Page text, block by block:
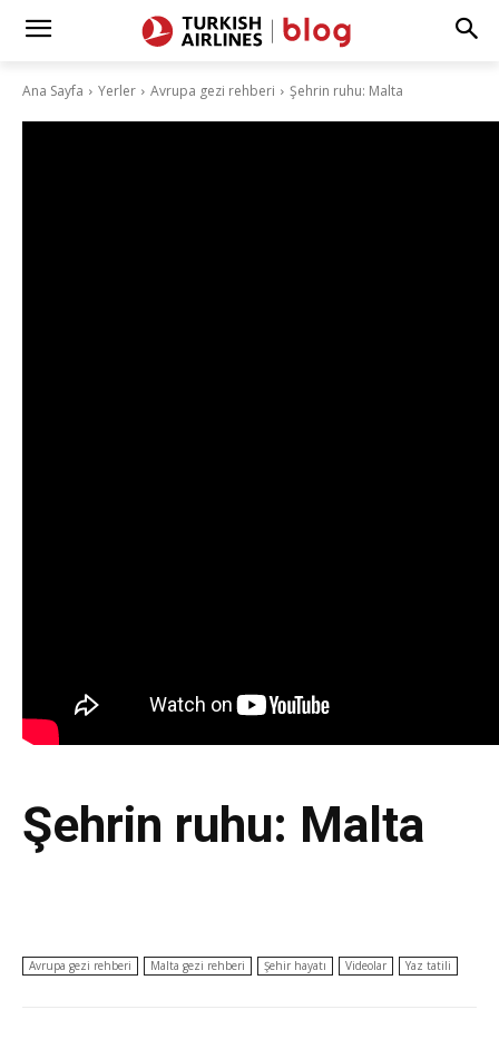
Ana Sayfa Yerler Avrupa gezi rehberi Şehrin ruhu: Malta
Şehrin ruhu: Malta
Avrupa gezi rehberi Malta gezi rehberi Şehir hayatı Videolar Yaz tatili